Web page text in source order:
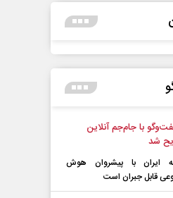
با جام‌جم آنلاین
شد
ایران با پیشرو‌ان هوش
قابل جبران است